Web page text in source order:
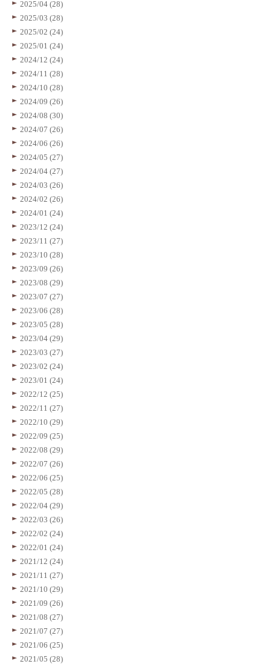
2025/04 (28)
2025/03 (28)
2025/02 (24)
2025/01 (24)
2024/12 (24)
2024/11 (28)
2024/10 (28)
2024/09 (26)
2024/08 (30)
2024/07 (26)
2024/06 (26)
2024/05 (27)
2024/04 (27)
2024/03 (26)
2024/02 (26)
2024/01 (24)
2023/12 (24)
2023/11 (27)
2023/10 (28)
2023/09 (26)
2023/08 (29)
2023/07 (27)
2023/06 (28)
2023/05 (28)
2023/04 (29)
2023/03 (27)
2023/02 (24)
2023/01 (24)
2022/12 (25)
2022/11 (27)
2022/10 (29)
2022/09 (25)
2022/08 (29)
2022/07 (26)
2022/06 (25)
2022/05 (28)
2022/04 (29)
2022/03 (26)
2022/02 (24)
2022/01 (24)
2021/12 (24)
2021/11 (27)
2021/10 (29)
2021/09 (26)
2021/08 (27)
2021/07 (27)
2021/06 (25)
2021/05 (28)